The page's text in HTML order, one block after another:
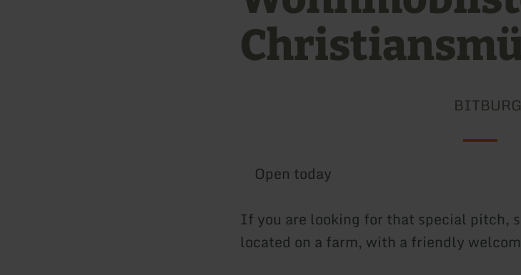
BITBURG
Open today
If you are looking for that special pitch,
located on a farm, with a friendly